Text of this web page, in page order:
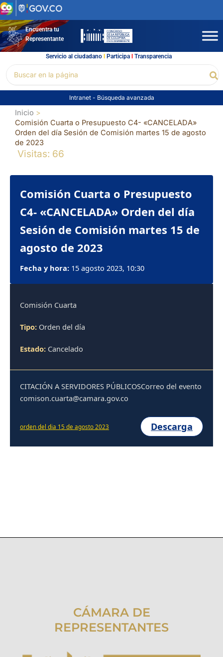
Ir
al
contenidoEncuentra tu
Representante
Servicio al ciudadano l Participal Transparencia
por:
Intranet - Búsqueda avanzada
Inicio
Comisión Cuarta o Presupuesto C4- «CANCELADA»
Orden del día Sesión de Comisión martes 15 de agosto
de 2023
Visitas: 66
Comisión Cuarta o Presupuesto
C4- «CANCELADA» Orden del día
Sesión de Comisión martes 15 de
agosto de 2023
Fecha y hora: 15 agosto 2023, 10:30
Comisión Cuarta
Tipo: Orden del día
Estado: Cancelado
CITACIÓN A SERVIDORES PÚBLICOSCorreo del evento
comison.cuarta@camara.gov.co
orden del dia 15 de agosto 2023 Descarga
CÁMARA DE
REPRESENTANTES